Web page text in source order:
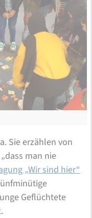
Sie erzählen von
man nie
„Wir sind hier“
Geflüchtete